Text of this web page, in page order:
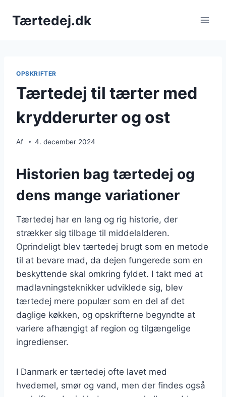
Tærtedej.dk
OPSKRIFTER
Tærtedej til tærter med
krydderurter og ost
Af 4. december 2024
Historien bag tærtedej og
dens mange variationer
Tærtedej har en lang og rig historie, der
strækker sig tilbage til middelalderen.
Oprindeligt blev tærtedej brugt som en metode
til at bevare mad, da dejen fungerede som en
beskyttende skal omkring fyldet. I takt med at
madlavningsteknikker udviklede sig, blev
tærtedej mere populær som en del af det
daglige køkken, og opskrifterne begyndte at
variere afhængigt af region og tilgængelige
ingredienser.
I Danmark er tærtedej ofte lavet med
hvedemel, smør og vand, men der findes også